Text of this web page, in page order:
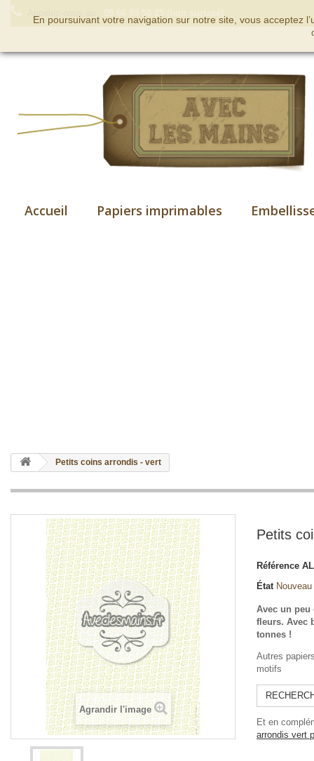
Accueil Papiers imprimables
Petits coins arrondis - vert
Agrandir l'image
Petits
Référence
État Nouveau
Avec un
fleurs. Avec
tonnes !
Autres
motifs
Et en
arrondis vert
En poursuivant votre navigation sur notre site, vous acceptez